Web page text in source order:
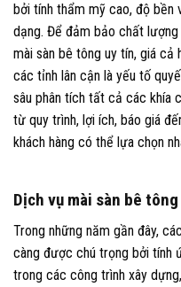
bởi tính thẩm mỹ cao, độ
dạng. Để đảm bảo chất
mài sàn bê tông uy tín, giá cả
các tỉnh lân cận là yếu tố
sâu phân tích tất cả các khía
từ quy trình, lợi ích, báo giá
khách hàng có thể lựa chọn
Dịch vụ mài sàn bê tông
Trong những năm gần đây,
càng được chú trọng bởi tính
trong các công trình xây